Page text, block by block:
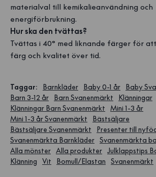
materialval till kemikalieanvändning och
energiförbrukning.
Hur ska den tvättas?
Tvättas i 40° med liknande färger för
färg och kvalitet över tid.
Taggar: Barnkläder Baby 0-1 år
Baby
Barn 3-12 år
Barn Svanenmärkt
Klänningar
Klänningar Barn Svanenmärkt
Mini 1-3 år
Mini 1-3 år Svanenmärkt
Bästsäljare
Bästsäljare Svanenmärkt
Presenter till
Svanenmärkta Barnkläder Svanenmärkta
Alla mönster Alla produkter Julklappstips
Klänning
Vit Bomull/Elastan Svanenmärkt